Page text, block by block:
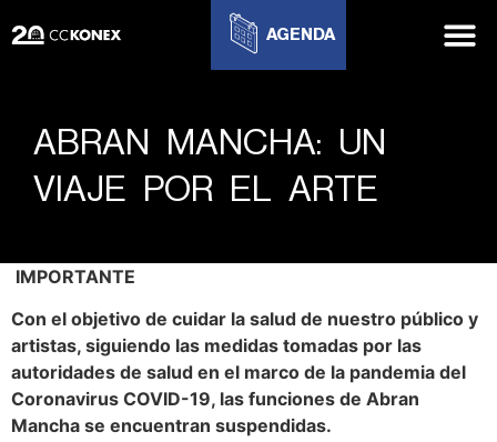
AGENDA
ABRAN MANCHA: UN
VIAJE POR EL ARTE
IMPORTANTE
Con el objetivo de cuidar la salud de nuestro público y
artistas, siguiendo las medidas tomadas por las
autoridades de salud en el marco de la pandemia del
Coronavirus COVID-19, las funciones de Abran
Mancha se encuentran suspendidas.